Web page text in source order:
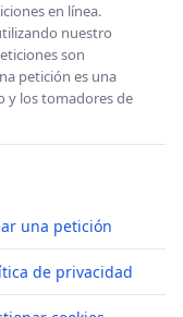
en línea.
nuestro
son
petición es una
y los tomadores de
una petición
de privacidad